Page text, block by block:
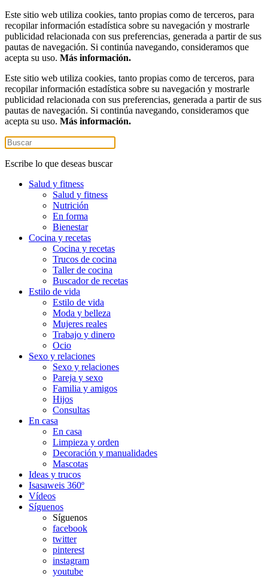
Este sitio web utiliza cookies, tanto propias como de terceros, para
recopilar información estadística sobre su navegación y mostrarle
publicidad relacionada con sus preferencias, generada a partir de sus
pautas de navegación. Si continúa navegando, consideramos que
acepta su uso. Más información.
Este sitio web utiliza cookies, tanto propias como de terceros, para
recopilar información estadística sobre su navegación y mostrarle
publicidad relacionada con sus preferencias, generada a partir de sus
pautas de navegación. Si continúa navegando, consideramos que
acepta su uso. Más información.
Escribe lo que deseas buscar
Salud y fitness
Salud y fitness
Nutrición
En forma
Bienestar
Cocina y recetas
Cocina y recetas
Trucos de cocina
Taller de cocina
Buscador de recetas
Estilo de vida
Estilo de vida
Moda y belleza
Mujeres reales
Trabajo y dinero
Ocio
Sexo y relaciones
Sexo y relaciones
Pareja y sexo
Familia y amigos
Hijos
Consultas
En casa
En casa
Limpieza y orden
Decoración y manualidades
Mascotas
Ideas y trucos
Isasaweis 360º
Vídeos
Síguenos
Síguenos
facebook
twitter
pinterest
instagram
youtube